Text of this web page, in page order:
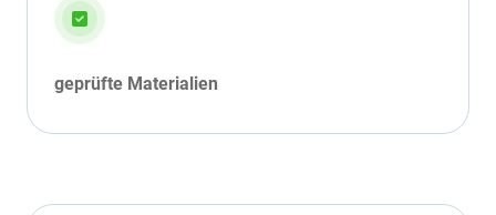
geprüfte Materialien